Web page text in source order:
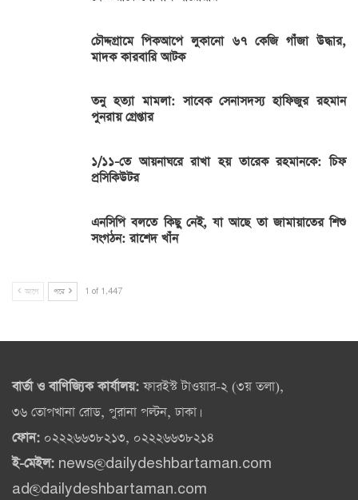
চৌদ্দগ্রামে পিকআপে লুকানো ৬৭ কেজি গাঁজা উদ্ধার,
মাদক কারবারি আটক
তনু হত্যা মামলা: সাবেক সেনাসদস্য হাফিজুর রহমান
পুনরায় গ্রেপ্তার
১/১১-তে আয়নাঘরে রাখা হয় তারেক রহমানকে: চিফ
প্রসিকিউটর
এনসিপি বলতে কিছু নেই, যা আছে তা জামায়াতের শিশু
সংগঠন: রাশেদ খাঁন
আগে পরে 1 of 1,447
বার্তা ও বাণিজ্যিক কার্যালয়:ফারইস্ট টাওয়ার-২ (৩য় তলা),
৩৬ তোপখানা রোড, পুরানা পল্টন, ঢাকা।
ফোন: ০২২২৬৬৩৮২১৩, ০২২২৬৬৩৮২১৪
ই-মেইল: news@dailydeshbartaman.com
ad@dailydeshbartaman.com